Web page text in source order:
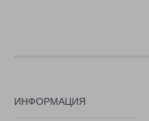
ИНФОРМАЦИЯ